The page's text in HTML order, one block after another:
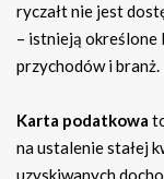
ryczałt nie jest
– istnieją określone
przychodów i branż.
Karta podatkowa
na ustalenie stałej
uzyskiwanych